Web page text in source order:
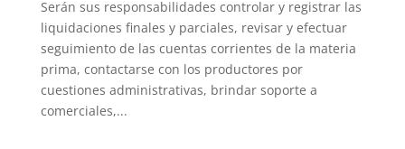
Serán sus responsabilidades controlar y registrar las
liquidaciones finales y parciales, revisar y efectuar
seguimiento de las cuentas corrientes de la materia
prima, contactarse con los productores por
cuestiones administrativas, brindar soporte a
comerciales,...